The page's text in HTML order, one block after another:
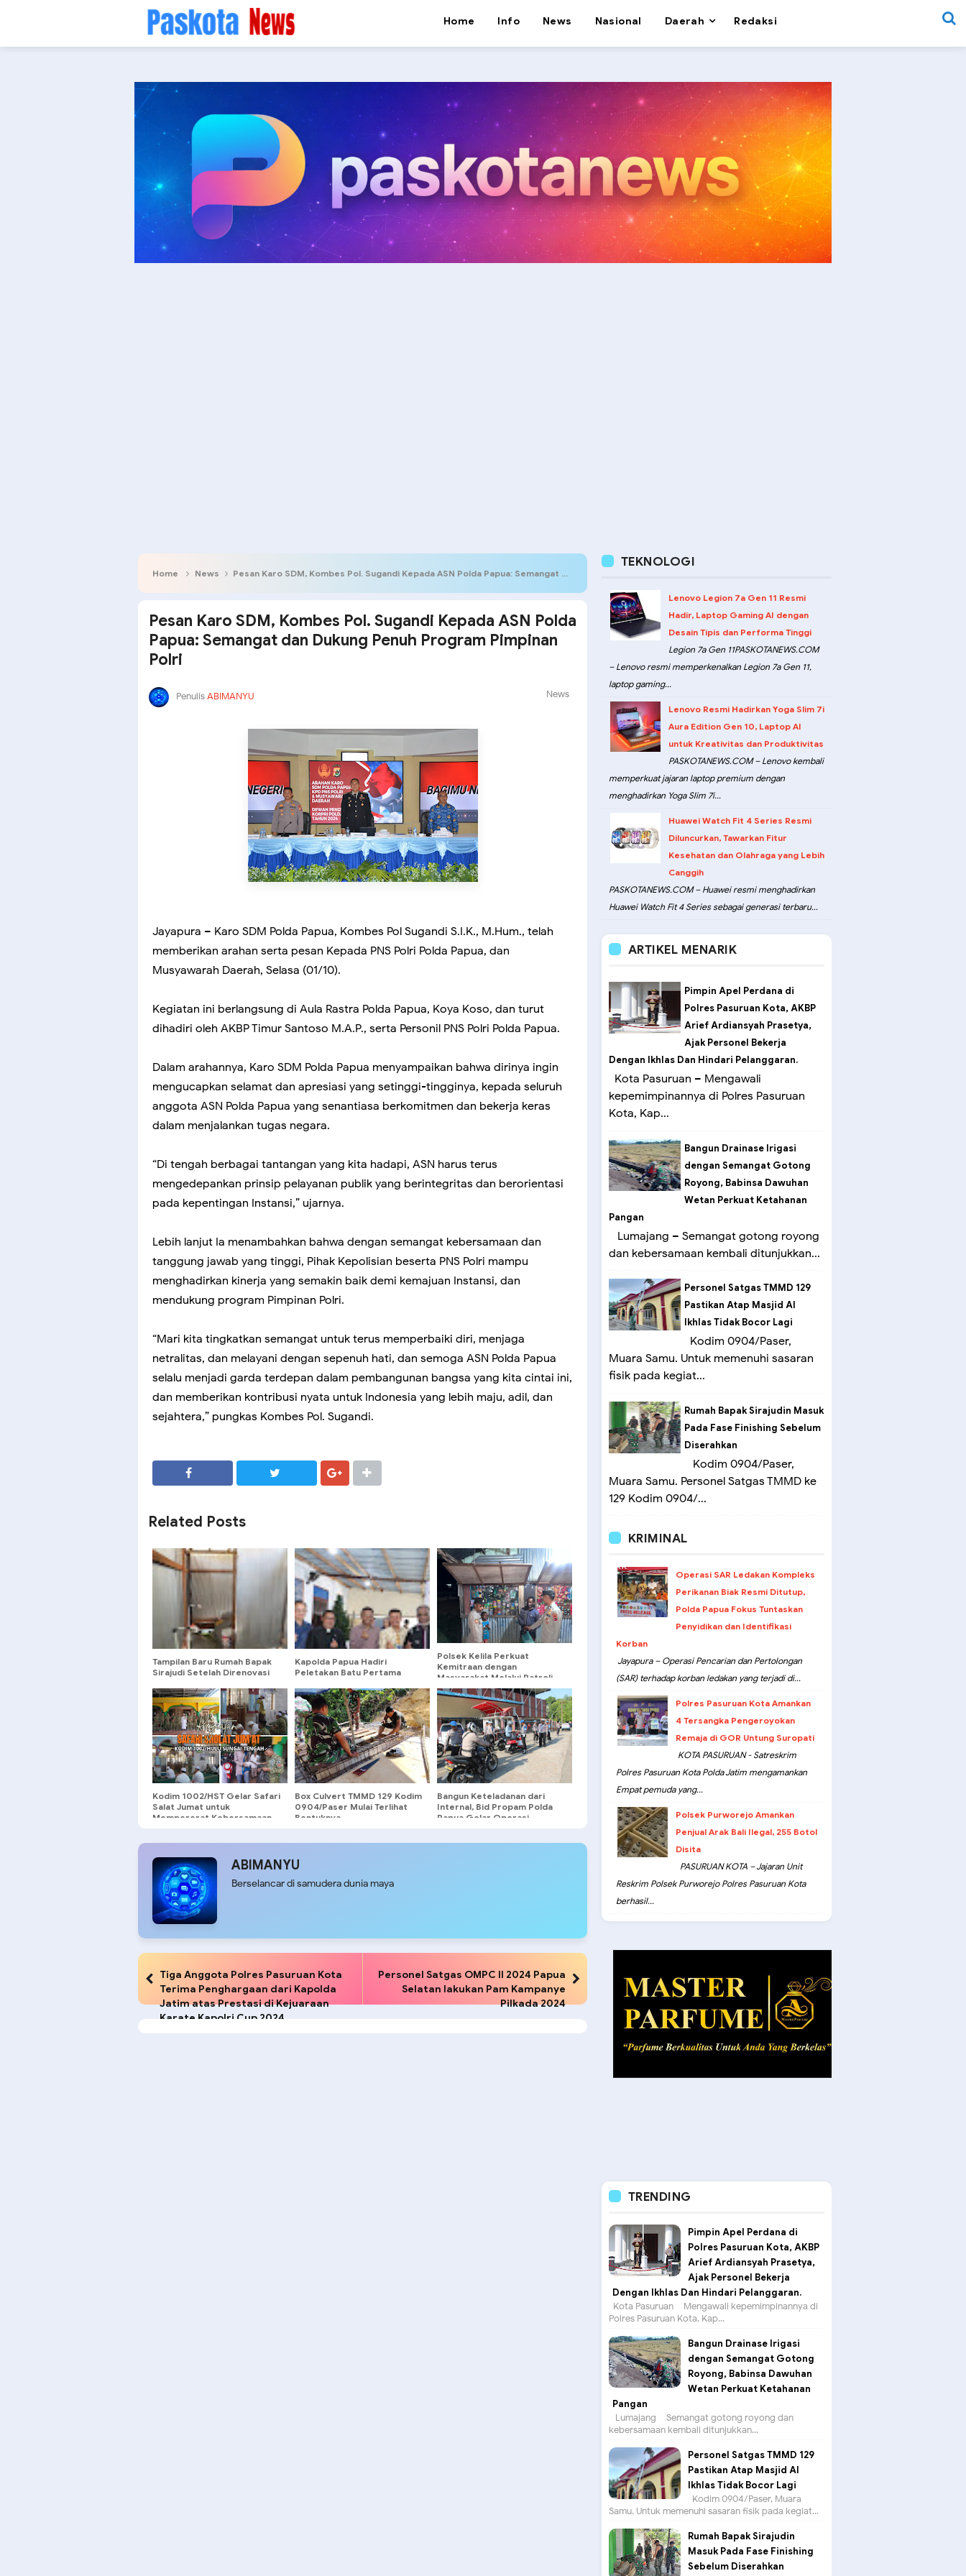
Home Info News Nasional Daerah Redaksi
Home News Pesan Karo SDM, Kombes Pol. Sugandi Kepada ASN Polda Papua: Semangat dan Dukung Penuh Program Pimpinan Polri
Pesan Karo SDM, Kombes Pol. Sugandi Kepada ASN Polda
Papua: Semangat dan Dukung Penuh Program Pimpinan
Polri
PenulisABIMANYU News
Jayapura – Karo SDM Polda Papua, Kombes Pol Sugandi S.I.K., M.Hum., telah
memberikan arahan serta pesan Kepada PNS Polri Polda Papua, dan
Musyawarah Daerah, Selasa (01/10).
Kegiatan ini berlangsung di Aula Rastra Polda Papua, Koya Koso, dan turut
dihadiri oleh AKBP Timur Santoso M.A.P., serta Personil PNS Polri Polda Papua.
Dalam arahannya, Karo SDM Polda Papua menyampaikan bahwa dirinya ingin
mengucapkan selamat dan apresiasi yang setinggi-tingginya, kepada seluruh
anggota ASN Polda Papua yang senantiasa berkomitmen dan bekerja keras
dalam menjalankan tugas negara.
“Di tengah berbagai tantangan yang kita hadapi, ASN harus terus
mengedepankan prinsip pelayanan publik yang berintegritas dan berorientasi
pada kepentingan Instansi,” ujarnya.
Lebih lanjut Ia menambahkan bahwa dengan semangat kebersamaan dan
tanggung jawab yang tinggi, Pihak Kepolisian beserta PNS Polri mampu
menghadirkan kinerja yang semakin baik demi kemajuan Instansi, dan
mendukung program Pimpinan Polri.
“Mari kita tingkatkan semangat untuk terus memperbaiki diri, menjaga
netralitas, dan melayani dengan sepenuh hati, dan semoga ASN Polda Papua
selalu menjadi garda terdepan dalam pembangunan bangsa yang kita cintai ini,
dan memberikan kontribusi nyata untuk Indonesia yang lebih maju, adil, dan
sejahtera,” pungkas Kombes Pol. Sugandi.
Related Posts
Tampilan Baru Rumah Bapak
Sirajudi Setelah Direnovasi
Kapolda Papua Hadiri
Peletakan Batu Pertama
Bahtera Hayat Kodaeral X
Polsek Kelila Perkuat
Kemitraan dengan
Masyarakat Melalui Patroli
Dialogis
Kodim 1002/HST Gelar Safari
Salat Jumat untuk
Mempererat Kebersamaan
Box Culvert TMMD 129 Kodim
0904/Paser Mulai Terlihat
Bentuknya
Bangun Keteladanan dari
Internal, Bid Propam Polda
Papua Gelar Operasi
ABIMANYU
Berselancar di samudera dunia maya
Tiga Anggota Polres Pasuruan Kota
Terima Penghargaan dari Kapolda
Jatim atas Prestasi di Kejuaraan
Karate Kapolri Cup 2024
Personel Satgas OMPC II 2024 Papua
Selatan lakukan Pam Kampanye
Pilkada 2024
TEKNOLOGI
Lenovo Legion 7a Gen 11 Resmi
Hadir, Laptop Gaming AI dengan
Desain Tipis dan Performa Tinggi
Legion 7a Gen 11PASKOTANEWS.COM
– Lenovo resmi memperkenalkan Legion 7a Gen 11,
laptop gaming...
Lenovo Resmi Hadirkan Yoga Slim 7i
Aura Edition Gen 10, Laptop AI
untuk Kreativitas dan Produktivitas
PASKOTANEWS.COM – Lenovo kembali
memperkuat jajaran laptop premium dengan
menghadirkan Yoga Slim 7i...
Huawei Watch Fit 4 Series Resmi
Diluncurkan, Tawarkan Fitur
Kesehatan dan Olahraga yang Lebih
Canggih
PASKOTANEWS.COM – Huawei resmi menghadirkan
Huawei Watch Fit 4 Series sebagai generasi terbaru...
ARTIKEL MENARIK
Pimpin Apel Perdana di
Polres Pasuruan Kota, AKBP
Arief Ardiansyah Prasetya,
Ajak Personel Bekerja
Dengan Ikhlas Dan Hindari Pelanggaran.
Kota Pasuruan – Mengawali
kepemimpinannya di Polres Pasuruan
Kota, Kap...
Bangun Drainase Irigasi
dengan Semangat Gotong
Royong, Babinsa Dawuhan
Wetan Perkuat Ketahanan
Pangan
Lumajang – Semangat gotong royong
dan kebersamaan kembali ditunjukkan...
Personel Satgas TMMD 129
Pastikan Atap Masjid Al
Ikhlas Tidak Bocor Lagi
Kodim 0904/Paser,
Muara Samu. Untuk memenuhi sasaran
fisik pada kegiat...
Rumah Bapak Sirajudin Masuk
Pada Fase Finishing Sebelum
Diserahkan
Kodim 0904/Paser,
Muara Samu. Personel Satgas TMMD ke
129 Kodim 0904/...
KRIMINAL
Operasi SAR Ledakan Kompleks
Perikanan Biak Resmi Ditutup,
Polda Papua Fokus Tuntaskan
Penyidikan dan Identifikasi
Korban
Jayapura – Operasi Pencarian dan Pertolongan
(SAR) terhadap korban ledakan yang terjadi di...
Polres Pasuruan Kota Amankan
4 Tersangka Pengeroyokan
Remaja di GOR Untung Suropati
KOTA PASURUAN - Satreskrim
Polres Pasuruan Kota Polda Jatim mengamankan
Empat pemuda yang...
Polsek Purworejo Amankan
Penjual Arak Bali Ilegal, 255 Botol
Disita
PASURUAN KOTA – Jajaran Unit
Reskrim Polsek Purworejo Polres Pasuruan Kota
berhasil...
TRENDING
Pimpin Apel Perdana di
Polres Pasuruan Kota, AKBP
Arief Ardiansyah Prasetya,
Ajak Personel Bekerja
Dengan Ikhlas Dan Hindari Pelanggaran.
Kota Pasuruan – Mengawali kepemimpinannya di
Polres Pasuruan Kota, Kap...
Bangun Drainase Irigasi
dengan Semangat Gotong
Royong, Babinsa Dawuhan
Wetan Perkuat Ketahanan
Pangan
Lumajang – Semangat gotong royong dan
kebersamaan kembali ditunjukkan...
Personel Satgas TMMD 129
Pastikan Atap Masjid Al
Ikhlas Tidak Bocor Lagi
Kodim 0904/Paser, Muara
Samu. Untuk memenuhi sasaran fisik pada kegiat...
Rumah Bapak Sirajudin
Masuk Pada Fase Finishing
Sebelum Diserahkan